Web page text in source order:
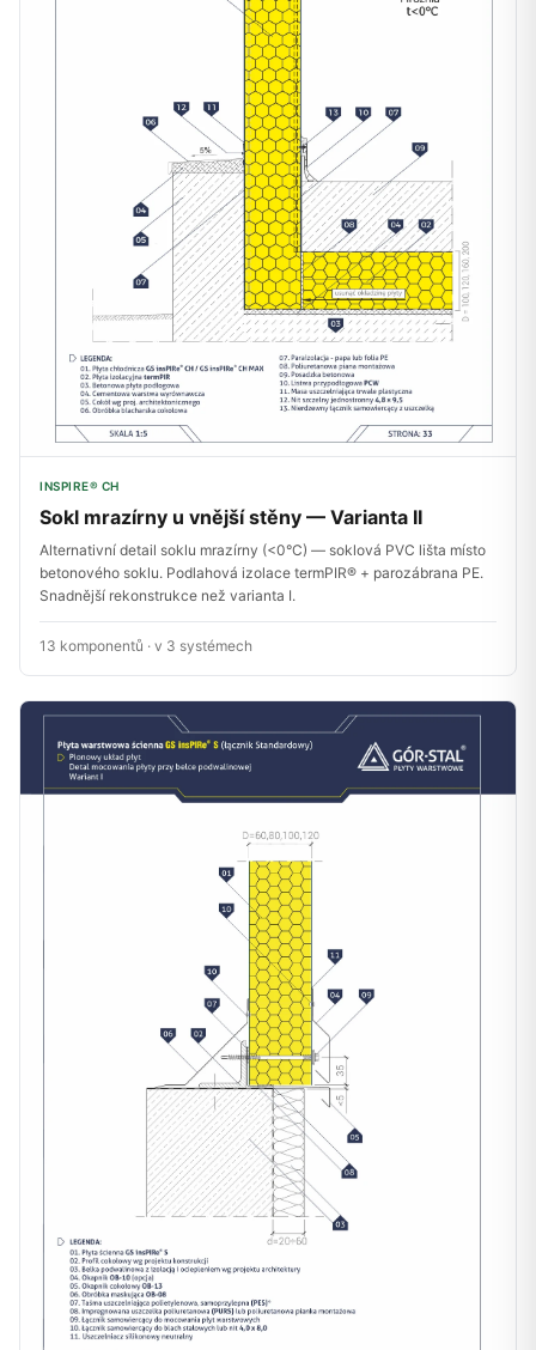
INSPIRE® CH
Sokl mrazírny u vnější stěny — Varianta II
Alternativní detail soklu mrazírny (<0°C) — soklová PVC lišta místo
betonového soklu. Podlahová izolace termPIR® + parozábrana PE.
Snadnější rekonstrukce než varianta I.
13 komponentů · v 3 systémech